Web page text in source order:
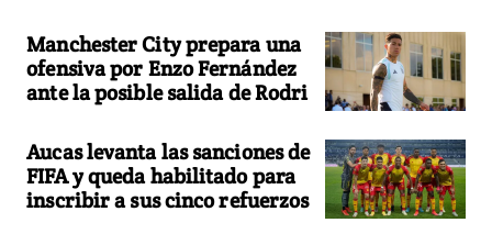
Manchester City prepara una
ofensiva por Enzo Fernández
ante la posible salida de Rodri
Aucas levanta las sanciones de
FIFA y queda habilitado para
inscribir a sus cinco refuerzos